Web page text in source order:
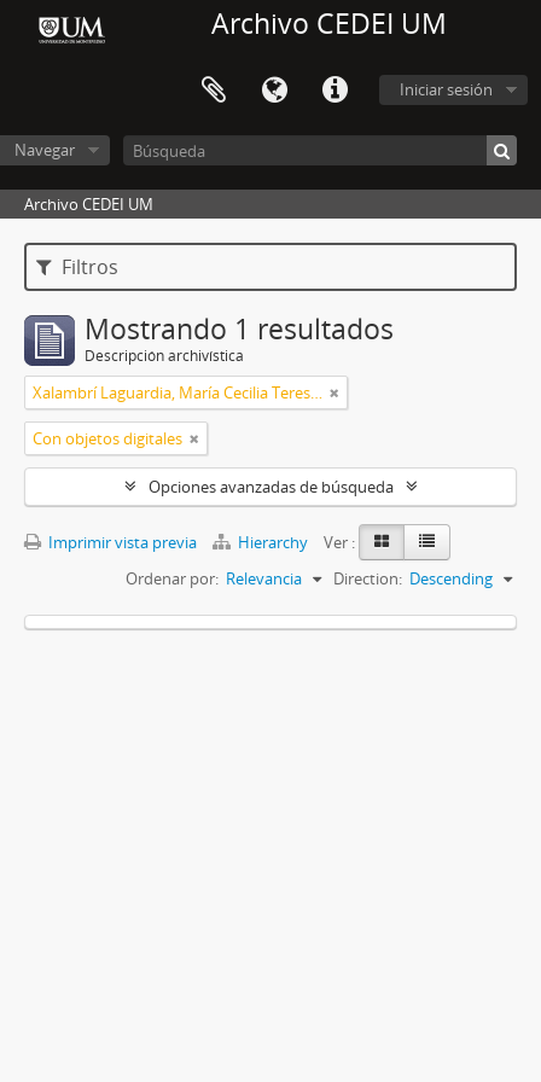
Archivo CEDEI UM
Iniciar sesión
Navegar
Archivo CEDEI UM
Filtros
Mostrando 1 resultados
Descripción archivística
Xalambrí Laguardia, María Cecilia Teresita
Con objetos digitales
Opciones avanzadas de búsqueda
Imprimir vista previa Hierarchy
Ver :
Ordenar por: Relevancia Direction: Descending